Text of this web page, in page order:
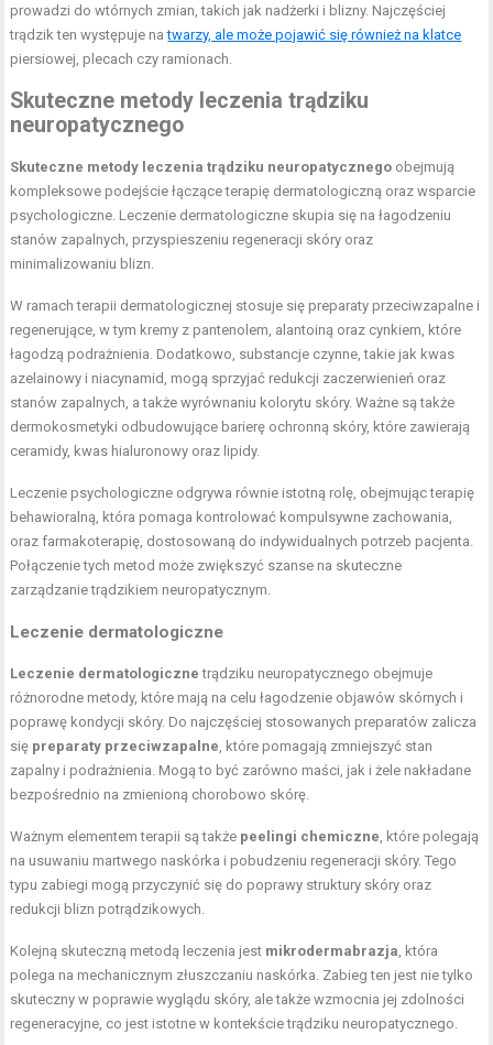
prowadzi do wtórnych zmian, takich jak nadżerki i blizny. Najczęściej
trądzik ten występuje natwarzy, ale może pojawić się również na klatce
piersiowej, plecach czy ramionach.
Skuteczne metody leczenia trądziku
neuropatycznego
Skuteczne metody leczenia trądziku neuropatycznego obejmują
kompleksowe podejście łączące terapię dermatologiczną oraz wsparcie
psychologiczne. Leczenie dermatologiczne skupia się na łagodzeniu
stanów zapalnych, przyspieszeniu regeneracji skóry oraz
minimalizowaniu blizn.
W ramach terapii dermatologicznej stosuje się preparaty przeciwzapalne i
regenerujące, w tym kremy z pantenolem, alantoiną oraz cynkiem, które
łagodzą podrażnienia. Dodatkowo, substancje czynne, takie jak kwas
azelainowy i niacynamid, mogą sprzyjać redukcji zaczerwienień oraz
stanów zapalnych, a także wyrównaniu kolorytu skóry. Ważne są także
dermokosmetyki odbudowujące barierę ochronną skóry, które zawierają
ceramidy, kwas hialuronowy oraz lipidy.
Leczenie psychologiczne odgrywa równie istotną rolę, obejmując terapię
behawioralną, która pomaga kontrolować kompulsywne zachowania,
oraz farmakoterapię, dostosowaną do indywidualnych potrzeb pacjenta.
Połączenie tych metod może zwiększyć szanse na skuteczne
zarządzanie trądzikiem neuropatycznym.
Leczenie dermatologiczne
Leczenie dermatologiczne trądziku neuropatycznego obejmuje
różnorodne metody, które mają na celu łagodzenie objawów skórnych i
poprawę kondycji skóry. Do najczęściej stosowanych preparatów zalicza
się preparaty przeciwzapalne , które pomagają zmniejszyć stan
zapalny i podrażnienia. Mogą to być zarówno maści, jak i żele nakładane
bezpośrednio na zmienioną chorobowo skórę.
Ważnym elementem terapii są także peelingi chemiczne , które polegają
na usuwaniu martwego naskórka i pobudzeniu regeneracji skóry. Tego
typu zabiegi mogą przyczynić się do poprawy struktury skóry oraz
redukcji blizn potrądzikowych.
Kolejną skuteczną metodą leczenia jest mikrodermabrazja , która
polega na mechanicznym złuszczaniu naskórka. Zabieg ten jest nie tylko
skuteczny w poprawie wyglądu skóry, ale także wzmocnia jej zdolności
regeneracyjne, co jest istotne w kontekście trądziku neuropatycznego.